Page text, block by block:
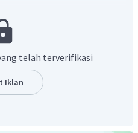
atas nyala lilin daripada di
lilin daripada di samping
dari nyala api lilin
ke arah mendatar.
telah terverifikasi
Iklan